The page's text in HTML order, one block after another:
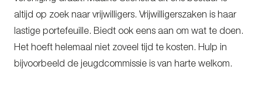
altijd op zoek naar vrijwilligers. Vrijwilligerszaken is haar
lastige portefeuille. Biedt ook eens aan om wat te doen.
Het hoeft helemaal niet zoveel tijd te kosten. Hulp in
bijvoorbeeld de jeugdcommissie is van harte welkom.